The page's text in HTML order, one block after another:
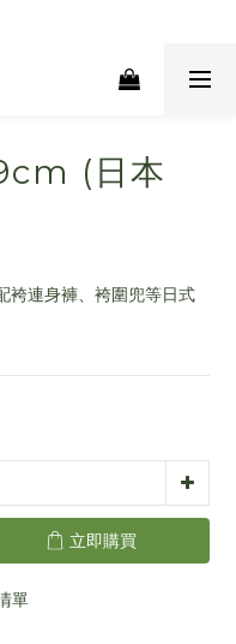
(日本
袴連身褲、袴圍兜等日式
立即購買
單